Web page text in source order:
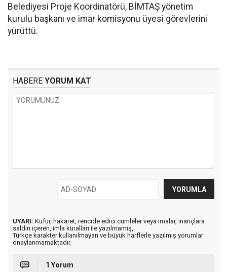
Belediyesi Proje Koordinatörü, BİMTAŞ yönetim
kurulu başkanı ve imar komisyonu üyesi görevlerini
yürüttü.
HABERE YORUM KAT
UYARI: Küfür, hakaret, rencide edici cümleler veya imalar, inançlara
saldırı içeren, imla kuralları ile yazılmamış,
Türkçe karakter kullanılmayan ve büyük harflerle yazılmış yorumlar
onaylanmamaktadır.
1 Yorum